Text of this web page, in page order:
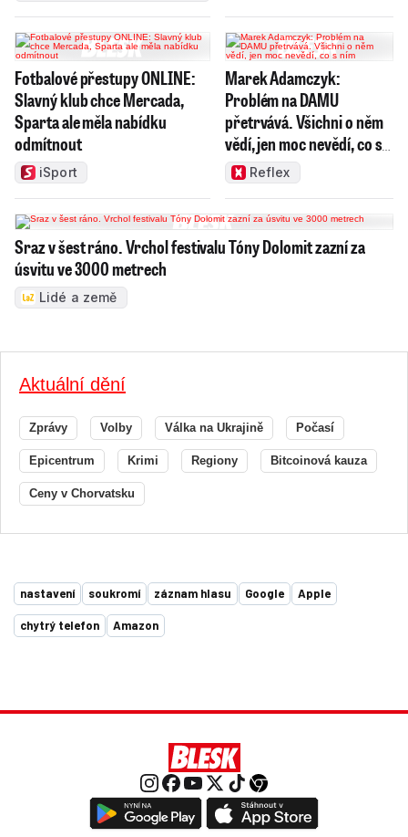
Fotbalové přestupy ONLINE:
Slavný klub chce Mercada,
Sparta ale měla nabídku
odmítnout
iSport
Marek Adamczyk:
Problém na DAMU
přetrvává. Všichni o něm
vědí, jen moc nevědí, co s
nímReflex
Sraz v šest ráno. Vrchol festivalu Tóny Dolomit zazní za
úsvitu ve 3000 metrech
Lidé a země
Aktuální dění
Zprávy Volby Válka na Ukrajině Počasí
Epicentrum Krimi Regiony Bitcoinová kauza
Ceny v Chorvatsku
nastavení soukromí záznam hlasu Google Apple
chytrý telefon Amazon